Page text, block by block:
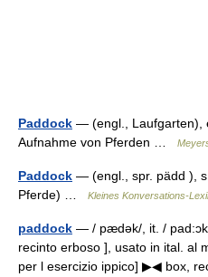
Paddock — (engl., Laufgarten),
Aufnahme von Pferden …
Paddock — (engl., spr. pädd ),
Pferde) …
Kleines Konversations-
paddock — / pædək/, it. /
recinto erboso ], usato in ital. al
per l esercizio ippico] ▶◀ box,